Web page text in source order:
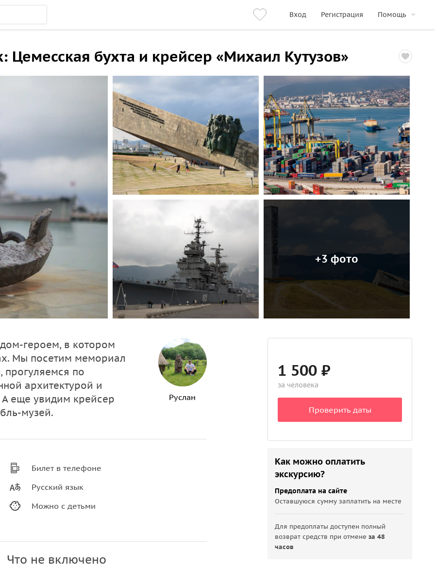
Вход Регистрация Помощь
Цемесская бухта и крейсер «Михаил Кутузов»
+3 фото
героем, в котором
Мы посетим мемориал
прогуляемся по
архитектурой и
еще увидим крейсер
музей.
Руслан
Билет в телефоне
Русский язык
Можно с детьми
Что не включено
1 500 ₽
за человека
Проверить даты
Как можно оплатить
экскурсию?
Предоплата на сайте
Оставшуюся сумму заплатить на месте
Для предоплаты доступен полный
возврат средств при отменеза 48
часов